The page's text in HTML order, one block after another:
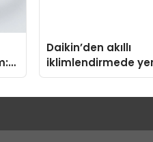
Daikin’den akıllı
iklimlendirmede
Madoka Plus